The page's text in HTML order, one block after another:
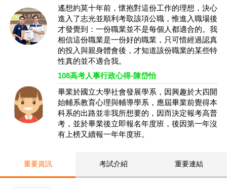
遙想約莫十年前，懷抱對這份工作的理想，決心
進入了志光並順利考取該項公職，惟進入職場後
才發覺到：一份職業並不是每個人都適合的。我
相信這份職業是一份好的職業，只可惜經過認真
的投入與親身體會後，才知道該份職業的某些特
性真的並不適合我。
108高考人事行政心得-陳岱怡
畢業於國立大學社會發展學系，因興趣於大四開
始輔系教育心理與輔導學系，應屆畢業前覺得本
科系的出路並非我所想要的，因而決定報考高普
考，並於畢業後立即報名年度班，後因第一年沒
有上榜又續報一年年度班。
重要資訊 考試介紹 重要連結